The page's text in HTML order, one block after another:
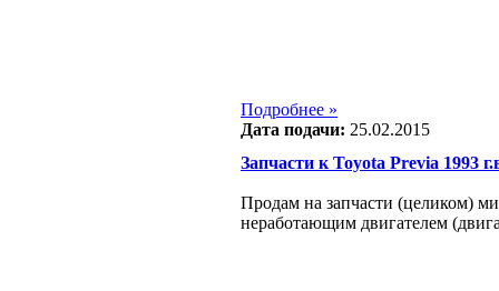
Подробнее »
Дата подачи: 25.02.2015
Запчасти к Toyota Previa 1993
Продам на запчасти (целиком)
неработающим двигателем